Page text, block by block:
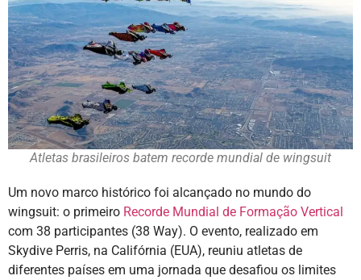
Atletas brasileiros batem recorde mundial de wingsuit
Um novo marco histórico foi alcançado no mundo do
wingsuit: o primeiro Recorde Mundial de Formação Vertical
com 38 participantes (38 Way). O evento, realizado em
Skydive Perris, na Califórnia (EUA), reuniu atletas de
diferentes países em uma jornada que desafiou os limites